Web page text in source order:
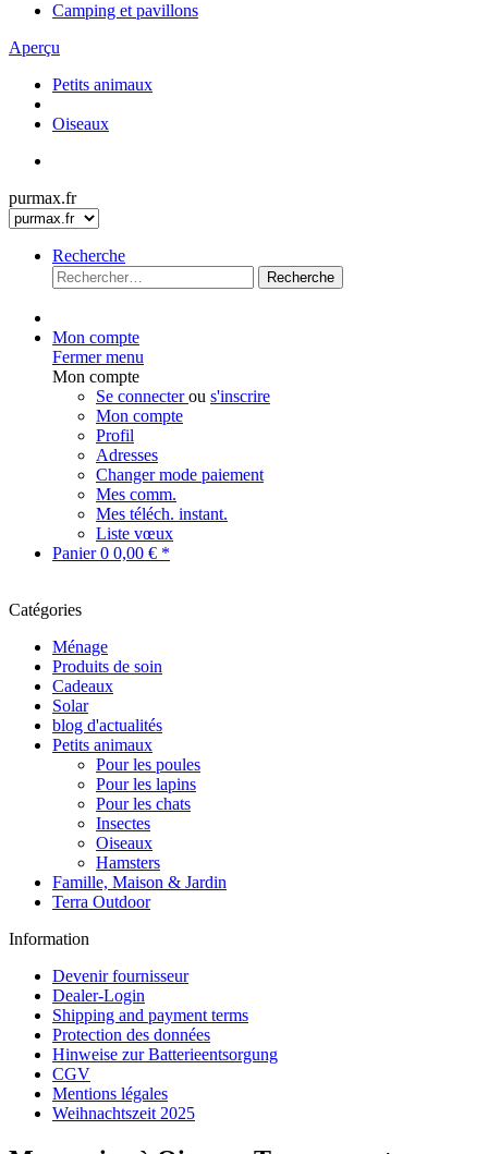
Camping et pavillons
Aperçu
Petits animaux
Oiseaux
purmax.fr
Recherche
Recherche
Mon compte
Fermer menu
Mon compte
Se connecterou s'inscrire
Mon compte
Profil
Adresses
Changer mode paiement
Mes comm.
Mes téléch. instant.
Liste vœux
Panier0 0,00 € *
Catégories
Ménage
Produits de soin
Cadeaux
Solar
blog d'actualités
Petits animaux
Pour les poules
Pour les lapins
Pour les chats
Insectes
Oiseaux
Hamsters
Famille, Maison & Jardin
Terra Outdoor
Information
Devenir fournisseur
Dealer-Login
Shipping and payment terms
Protection des données
Hinweise zur Batterieentsorgung
CGV
Mentions légales
Weihnachtszeit 2025